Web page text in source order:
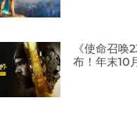
《使命召
布！年末10